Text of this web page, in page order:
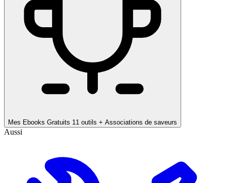
Mes Ebooks Gratuits 11 outils + Associations de saveurs
Aussi